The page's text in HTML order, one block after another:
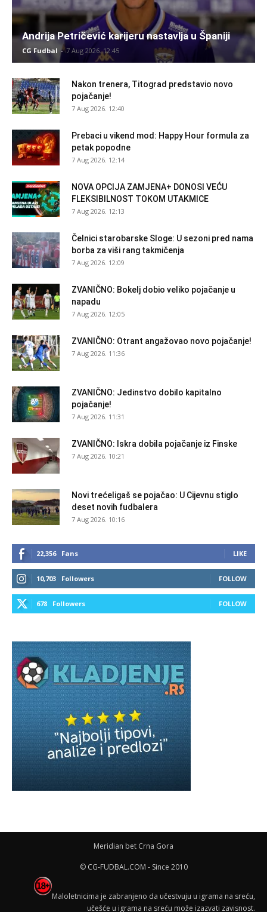
Andrija Petričević karijeru nastavlja u Španiji
CG Fudbal - 7 Aug 2026. 12:45
Nakon trenera, Titograd predstavio novo
pojačanje!
7 Aug 2026. 12:40
Prebaci u vikend mod: Happy Hour formula za
petak popodne
7 Aug 2026. 12:14
NOVA OPCIJA ZAMJENA+ DONOSI VEĆU
FLEKSIBILNOST TOKOM UTAKMICE
7 Aug 2026. 12:13
Čelnici starobarske Sloge: U sezoni pred nama
borba za viši rang takmičenja
7 Aug 2026. 12:09
ZVANIČNO: Bokelj dobio veliko pojačanje u
napadu
7 Aug 2026. 12:05
ZVANIČNO: Otrant angažovao novo pojačanje!
7 Aug 2026. 11:36
ZVANIČNO: Jedinstvo dobilo kapitalno
pojačanje!
7 Aug 2026. 11:31
ZVANIČNO: Iskra dobila pojačanje iz Finske
7 Aug 2026. 10:21
Novi trećeligaš se pojačao: U Cijevnu stiglo
deset novih fudbalera
7 Aug 2026. 10:16
22,356 Fans LIKE
10,703 Followers FOLLOW
678 Followers FOLLOW
Meridian bet Crna Gora
© CG-FUDBAL.COM - Since 2010
Maloletnicima je zabranjeno da učestvuju u igrama na sreću,
učešće u igrama na sreću može izazvati zavisnost.